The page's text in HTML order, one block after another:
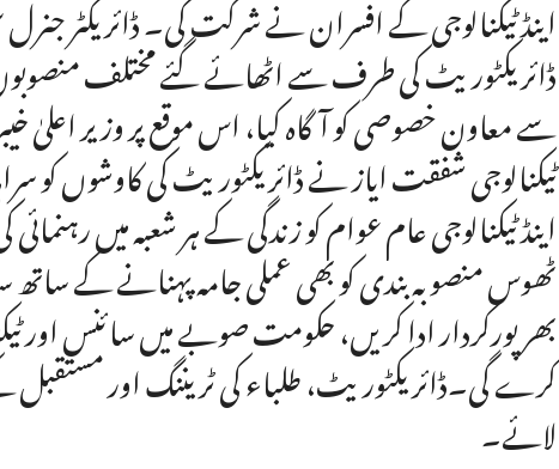
اینڈ ٹیکنالوجی کے افسران نے شرکت کی۔ ڈائریکٹر
ڈائریکٹوریٹ کی طرف سے اٹھائے گئے مختلف
سے معاون خصوصی کو آگاہ کیا، اس موقع پر وزیر
ٹیکنالوجی شفقت ایاز نے ڈائریکٹوریٹ کی کاوشوں کو
اینڈٹیکنالوجی عام عوام کو زندگی کے ہر شعبہ میں
ٹھوس منصوبہ بندی کو بھی عملی جامہ پہنانے کے ساتھ
بھرپورکردار ادا کریں، حکومت صوبے میں سائنس اور
کرے گی۔ڈائریکٹوریٹ، طلباء کی ٹریننگ اور مستقبل
لائے۔